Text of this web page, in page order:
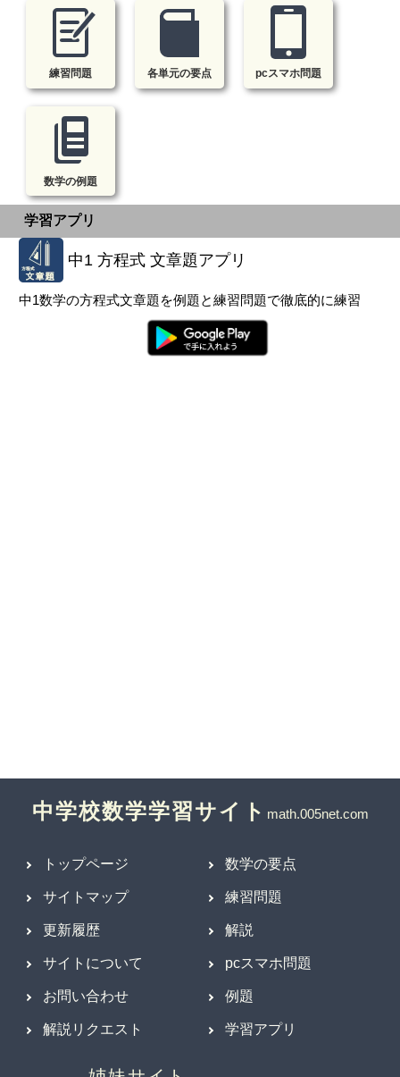
練習問題 各単元の要点 pcスマホ問題
数学の例題
学習アプリ
中1 方程式 文章題アプリ
中1数学の方程式文章題を例題と練習問題で徹底的に練習
中学校数学学習サイト
トップページ
サイトマップ
更新履歴
サイトについて
お問い合わせ
解説リクエスト
数学の要点
練習問題
解説
pcスマホ問題
例題
学習アプリ